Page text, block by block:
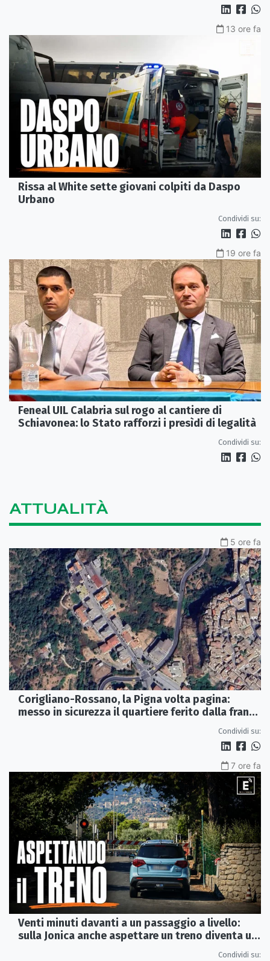
13 ore fa
Rissa al White sette giovani colpiti da Daspo
Urbano
Condividi su:
19 ore fa
Feneal UIL Calabria sul rogo al cantiere di
Schiavonea: lo Stato rafforzi i presìdi di legalità
Condividi su:
ATTUALITÀ
5 ore fa
Corigliano-Rossano, la Pigna volta pagina:
messo in sicurezza il quartiere ferito dalla frana
Condividi su:
7 ore fa
Venti minuti davanti a un passaggio a livello:
sulla Jonica anche aspettare un treno diventa un
Condividi su: